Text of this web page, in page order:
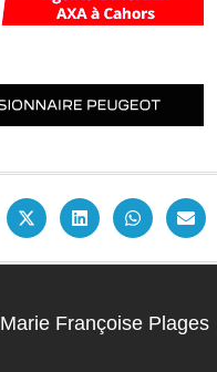
Marie Françoise Plages